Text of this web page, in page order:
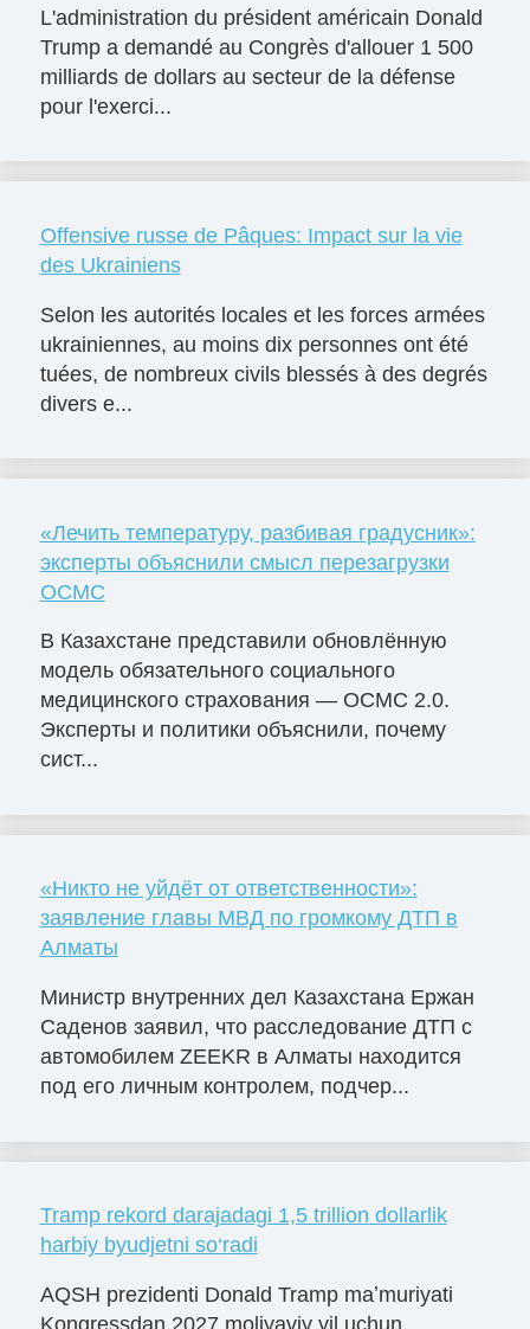
L'administration du président américain Donald
Trump a demandé au Congrès d'allouer 1 500
milliards de dollars au secteur de la défense
pour l'exerci...
Offensive russe de Pâques: Impact sur la vie
des Ukrainiens
Selon les autorités locales et les forces armées
ukrainiennes, au moins dix personnes ont été
tuées, de nombreux civils blessés à des degrés
divers e...
«Лечить температуру, разбивая градусник»:
эксперты объяснили смысл перезагрузки
ОСМС
В Казахстане представили обновлённую
модель обязательного социального
медицинского страхования — ОСМС 2.0.
Эксперты и политики объяснили, почему
сист...
«Никто не уйдёт от ответственности»:
заявление главы МВД по громкому ДТП в
Алматы
Министр внутренних дел Казахстана Ержан
Саденов заявил, что расследование ДТП с
автомобилем ZEEKR в Алматы находится
под его личным контролем, подчер...
Tramp rekord darajadagi 1,5 trillion dollarlik
harbiy byudjetni so‘radi
AQSH prezidenti Donald Tramp maʼmuriyati
Kongressdan 2027 moliyaviy yil uchun